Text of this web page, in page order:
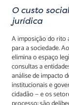
O custo
jurídica
A imposição do rito
para a sociedade.
elimina o espaço
consultas a
análise de impacto
institucionais e
cidadão — e os